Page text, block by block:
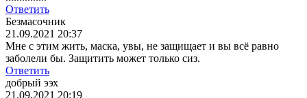
Ответить
Безмасочник
21.09.2021 20:37
Мне с этим жить, маска, увы, не защищает и вы всё равно
заболели бы. Защитить может только сиз.
Ответить
добрый ээх
21.09.2021 20:19